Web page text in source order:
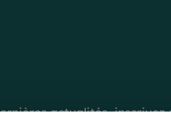
actualités,